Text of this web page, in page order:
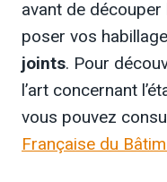
avant de découper
poser vos
joints. Pour
l’art concernant
vous pouvez
Française du